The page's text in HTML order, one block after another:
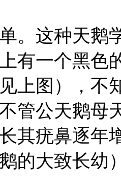
。这种天
有一个黑色
上图），不
管公天鹅母
其疣鼻逐年
的大致长幼